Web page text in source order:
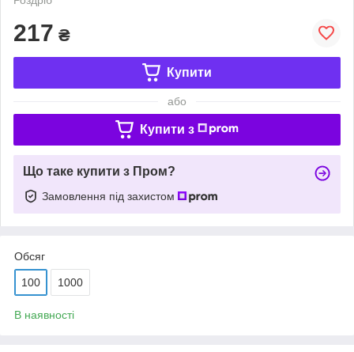
217 ₴
Купити
або
Купити з
Що таке купити з Пром?
Замовлення під захистом
Обсяг
100 1000
В наявності